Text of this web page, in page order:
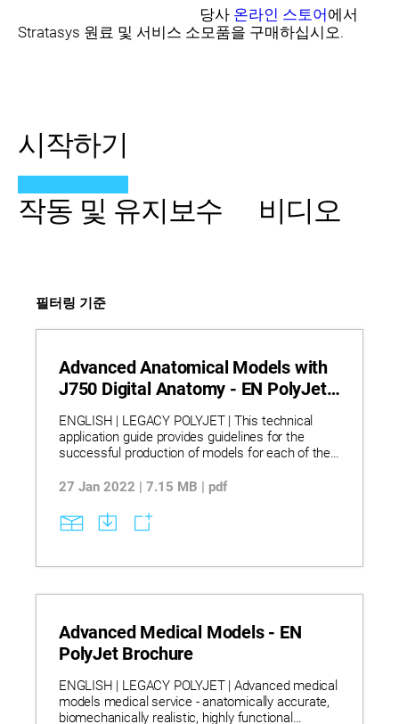
당사 온라인 스토어 에서
Stratasys 원료 및 서비스 소모품을 구매하십시오.
시작하기
작동 및 유지보수
비디오
필터링 기준
Advanced Anatomical Models with
J750 Digital Anatomy - EN PolyJet
Technical Application Guide
ENGLISH | LEGACY POLYJET | This technical
application guide provides guidelines for the
successful production of models for each of the
heart, vascular, general anatomy, and bone.
family. Each application utilizes unique
combinations of materials and structures with
27 Jan 2022 | 7.15 MB | pdf
Advanced Medical Models - EN
PolyJet Brochure
ENGLISH | LEGACY POLYJET | Advanced medical
models medical service - anatomically accurate,
biomechanically realistic, highly functional